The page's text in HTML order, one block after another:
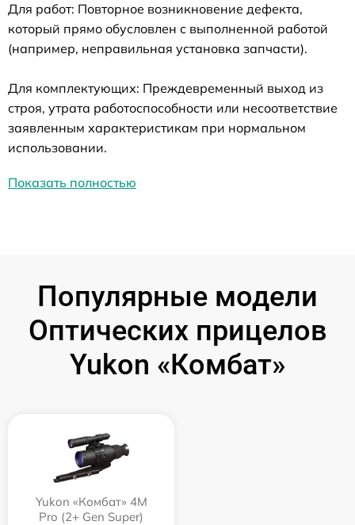
Для работ: Повторное возникновение дефекта,
который прямо обусловлен с выполненной работой
(например, неправильная установка запчасти).
Для комплектующих: Преждевременный выход из
строя, утрата работоспособности или несоответствие
заявленным характеристикам при нормальном
использовании.
Показать полностью
Популярные модели
Оптических прицелов
Yukon «Комбат»
Yukon «Комбат» 4M
Pro (2+ Gen Super)